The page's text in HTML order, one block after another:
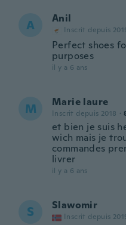
A Anil
Inscrit depuis
Perfect shoes
purposes
il y a 6 ans
M Marie laure
Inscrit depuis 2018 ·
et bien je suis
wich mais je
commandes
livrer
il y a 6 ans
S Slawomir
Inscrit depuis